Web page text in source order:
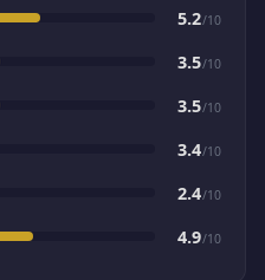
5.2/10
3.5/10
3.5/10
3.4/10
2.4/10
4.9/10